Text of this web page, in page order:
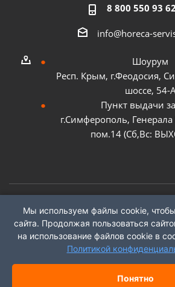
8 800 550 93 62
info@horeca-
Шоурум
Респ. Крым, г.Феодосия,
шоссе, 54-А
Пункт выдачи
г.Симферополь,
пом.14 (Сб,Вс:
2026 ©ГК "ХоРеКа
Мы используем файлы cookie,
сайта. Продолжая пользоваться
на использование файлов cookie в
Политикой
Понятно